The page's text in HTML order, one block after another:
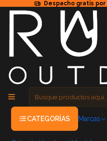
Despacho gratis
CATEGORÍAS Marcas